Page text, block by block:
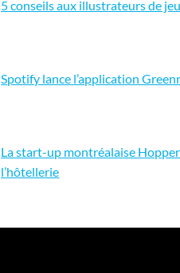
5 conseils aux illustrateurs de
Spotify lance l’application
La start-up montréalaise Hopper
l’hôtellerie